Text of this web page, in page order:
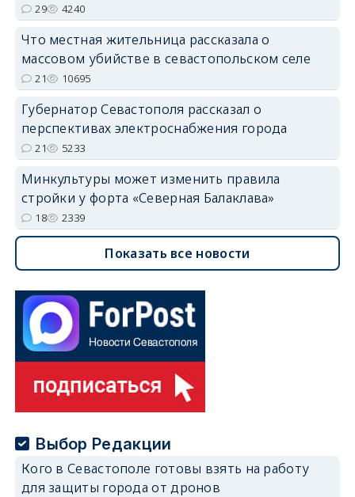
29 4240
Что местная жительница рассказала о
массовом убийстве в севастопольском селе
21 10695
Губернатор Севастополя рассказал о
перспективах электроснабжения города
21 5233
Минкультуры может изменить правила
стройки у форта «Северная Балаклава»
18 2339
Показать все новости
Выбор Редакции
Кого в Севастополе готовы взять на работу
для защиты города от дронов